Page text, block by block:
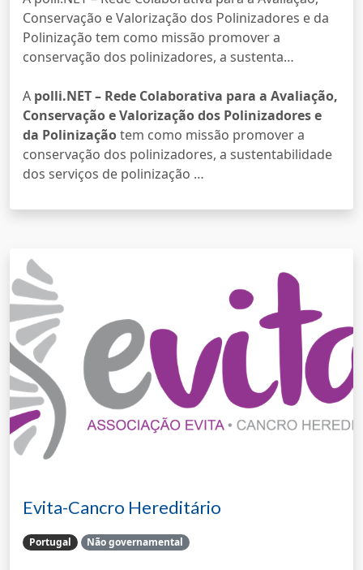
Conservação e Valorização dos Polinizadores e da
Polinização tem como missão promover a
conservação dos polinizadores, a sustenta…
A polli.NET – Rede Colaborativa para a Avaliação,
Conservação e Valorização dos Polinizadores e
da Polinizaçãotem como missão promover a
conservação dos polinizadores, a sustentabilidade
dos serviços de polinização …
Evita-Cancro Hereditário
Portugal Não governamental